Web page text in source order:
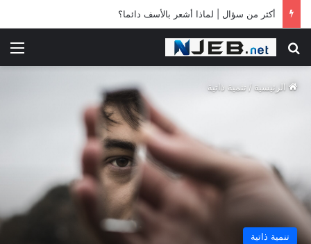
أكثر من سؤال | لماذا أشعر بالأسف دائما؟
بحث عن
الرئيسية / تنمية ذاتية
تنمية ذاتية